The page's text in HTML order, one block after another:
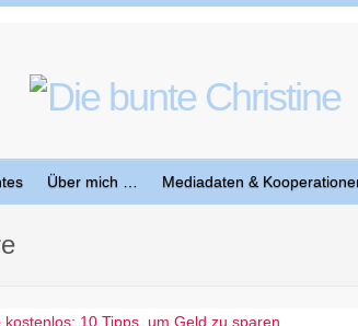
Über mich … Mediadaten &